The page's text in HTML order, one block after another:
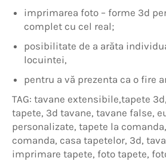
imprimarea foto – forme 3d
complet cu cel real;
posibilitate de a arăta
locuintei,
pentru a vă prezenta ca o fire
TAG: tavane extensibile,tapete
tapete, 3d tavane, tavane false,
personalizate, tapete la
comanda, casa tapetelor, 3d,
imprimare tapete, foto tapete,